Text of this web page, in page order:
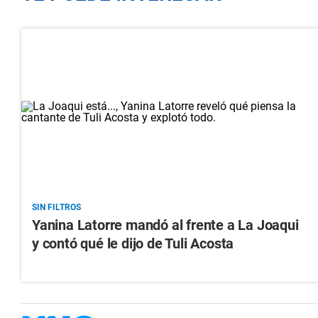
SIN FILTROS
Yanina Latorre mandó al frente a La Joaqui
y contó qué le dijo de Tuli Acosta